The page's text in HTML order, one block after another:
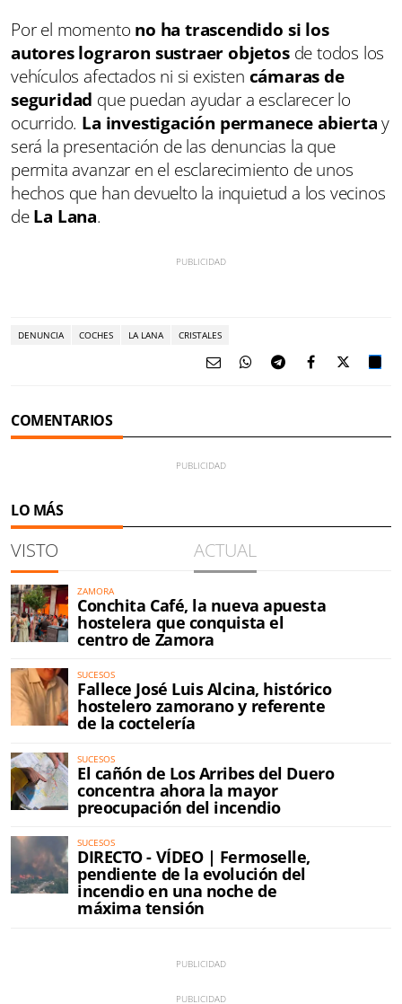
Por el momento no ha trascendido si los
autores lograron sustraer objetosde todos los
vehículos afectados ni si existen cámaras de
seguridad que puedan ayudar a esclarecer lo
ocurrido. La investigación permanece abiertay
será la presentación de las denuncias la que
permita avanzar en el esclarecimiento de unos
hechos que han devuelto la inquietud a los vecinos
deLa Lana.
DENUNCIA COCHES LA LANA CRISTALES
COMENTARIOS
LO MÁS
VISTO ACTUAL
ZAMORA
Conchita Café, la nueva apuesta
hostelera que conquista el
centro de Zamora
SUCESOS
Fallece José Luis Alcina, histórico
hostelero zamorano y referente
de la coctelería
SUCESOS
El cañón de Los Arribes del Duero
concentra ahora la mayor
preocupación del incendio
SUCESOS
DIRECTO - VÍDEO | Fermoselle,
pendiente de la evolución del
incendio en una noche de
máxima tensión